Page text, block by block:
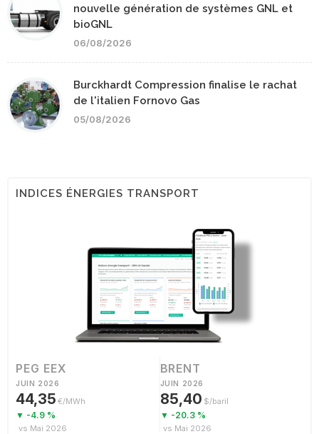
nouvelle génération de systèmes GNL et
bioGNL
06/08/2026
Burckhardt Compression finalise le rachat
de l'italien Fornovo Gas
05/08/2026
INDICES ÉNERGIES TRANSPORT
PEG EEX
JUIN 2026
44,35 €/MWh
▼ -4.9 %
vs Mai 2026
BRENT
JUIN 2026
85,40 $/baril
▼ -20.3 %
vs Mai 2026